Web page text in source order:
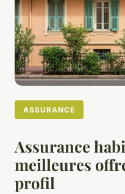
ASSURANCE
Assurance
meilleures
profil